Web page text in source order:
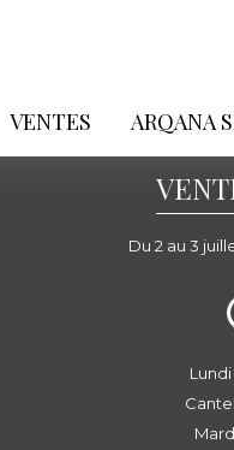
VENTES ARQANA
Du 2 au 3